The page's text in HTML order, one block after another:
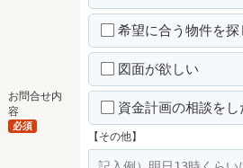
お問合せ内
容
必須
希望に合う物件を探
図面が欲しい
資金計画の相談をし
【その他】